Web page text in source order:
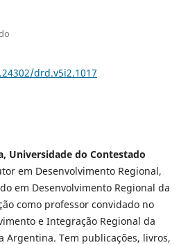
drd.v5i2.1017
Universidade do Contestado
em Desenvolvimento Regional,
em Desenvolvimento Regional da
como professor convidado no
e Integração Regional da
Argentina. Tem publicações, livros,